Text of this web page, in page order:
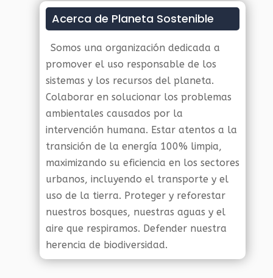
Acerca de Planeta Sostenible
Somos una organización dedicada a
promover el uso responsable de los
sistemas y los recursos del planeta.
Colaborar en solucionar los problemas
ambientales causados por la
intervención humana. Estar atentos a la
transición de la energía 100% limpia,
maximizando su eficiencia en los sectores
urbanos, incluyendo el transporte y el
uso de la tierra. Proteger y reforestar
nuestros bosques, nuestras aguas y el
aire que respiramos. Defender nuestra
herencia de biodiversidad.